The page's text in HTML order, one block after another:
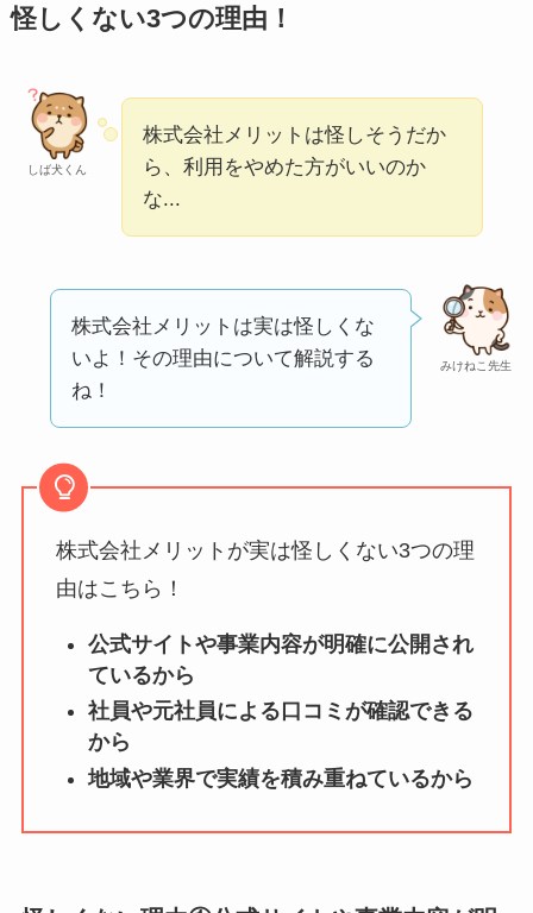
怪しい？口コミ・評
【怪しい？】帝国デ
ータバンクの口コ
う？
【怪しい？】セルプ
ロモート株式会社の
口コミ・評判
は実際
ミ・評価が正直ヤバ
社TAPPの口コミ・評
ミ・評判が正直ヤバ
怪しくない3つの理由！
しば犬くん
株式会社メリットは怪しそうだか
ら、利用をやめた方がいいのか
な...
みけねこ先生
株式会社メリットは実は怪しくな
いよ！その理由について解説する
ね！
株式会社メリットが実は怪しくない3つの理
由はこちら！
公式サイトや事業内容が明確に公開され
ているから
社員や元社員による口コミが確認できる
から
地域や業界で実績を積み重ねているから